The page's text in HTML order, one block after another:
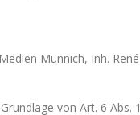
Münnich, Inh.
von Art. 6